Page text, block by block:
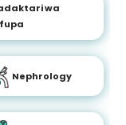
wa
Nephrology